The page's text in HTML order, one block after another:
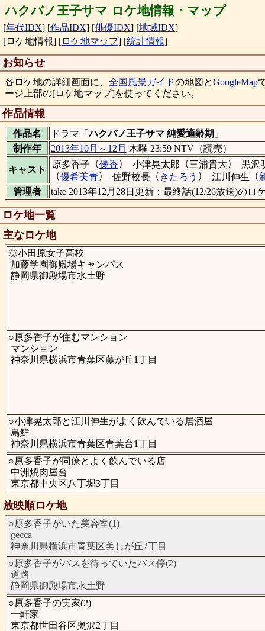
ハクバノ王子サマ ロケ地情報・マップ
[年代IDX] [作品IDX] [俳優IDX] [地域IDX]
[ロケ地情報] [ロケ地マップ] [統計情報]
お知らせ
各ロケ地の詳細画面に、 全国風景ガイドの地図とGoogleMap
ージ上部の[ロケ地マップ]を使ってください。
作品情報
作品名 ドラマ「ハクバノ王子サマ 純愛適齢期 」
制作年
2013年10月～12月 木曜 23:59 NTV（読売）
キャスト
原多香子 （優香） 小津晃太郎 （三浦貴大）
黒沢
（優希美青） 佐野校長（ きたろう ） 江川伸生 （
管理者
take 2013年12月28日更新：最終話(12/26放送)のロ
ロケ地一覧
主なロケ地
◎小田原女子高校
加藤学園御殿場キャンパス
静岡県御殿場市水土野
○原多香子が住むマンション
マンション
神奈川県横浜市青葉区藤が丘1丁目
○小津晃太郎と江川伸生がよく飲んでいる居酒屋
鳥鮮
神奈川県横浜市青葉区青葉台1丁目
○原多香子が同僚とよく飲んでいる店
中洲焼肉屋台
東京都中央区八丁堀3丁目
放映順ロケ地
○原多香子がいた美容室(1)
gecca
神奈川県横浜市青葉区美しが丘2丁目
○原多香子がバスを待っていたバス停(2)
道路
静岡県御殿場市水土野
○原多香子の実家(2)
一軒家
東京都世田谷区奥沢2丁目